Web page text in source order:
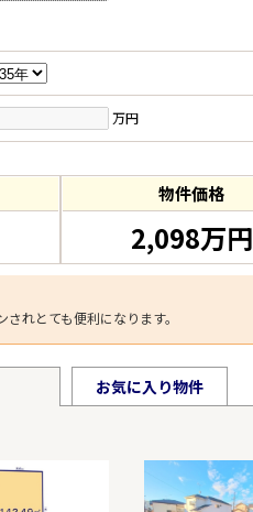
万円
物件価格
2,098万円
れとても便利になります。
お気に入り物件